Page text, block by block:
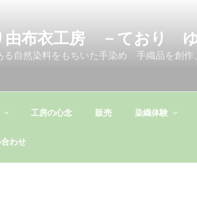
由布衣工房 －ており ゆ
る自然染料をもちいた手染め 手織品を創作
工房の心念 販売 染織体験
わせ